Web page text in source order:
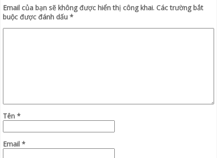
Email của bạn sẽ không được hiển thị công khai. Các trường bắt
buộc được đánh dấu *
Tên *
Email *